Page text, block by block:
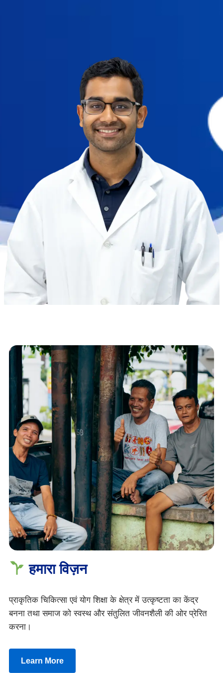
हमारा विज़न
प्राकृतिक चिकित्सा एवं योग शिक्षा के क्षेत्र में उत्कृष्टता का केंद्र
बनना तथा समाज को स्वस्थ और संतुलित जीवनशैली की ओर प्रेरित
करना।
Learn More